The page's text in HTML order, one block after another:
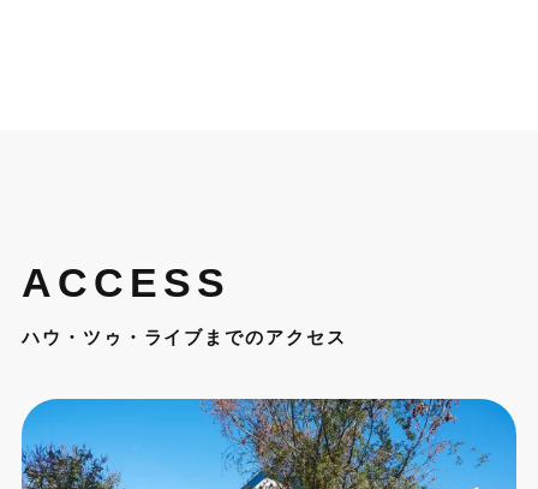
ACCESS
ハウ・ツゥ・ライブまでのアクセス